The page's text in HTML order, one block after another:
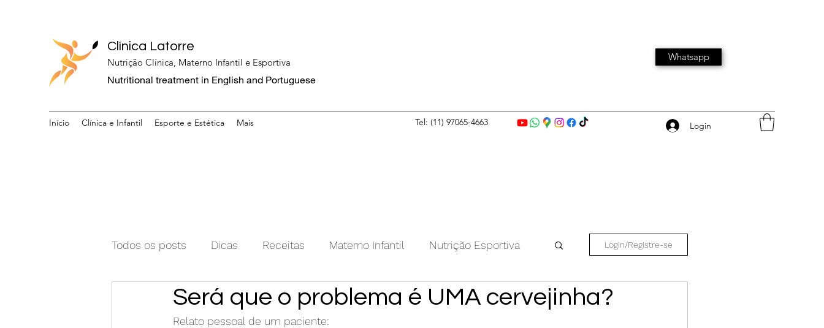
Clínica Latorre
Nutrição Clínica, Materno Infantil e Esportiva
Nutritional treatment in English and Portuguese
Whatsapp
Início Clínica e Infantil Esporte e Estética Mais Tel: (11) 97065-4663 Login
Todos os posts Dicas Receitas Materno Infantil Nutrição Esportiva Login/Registre-se
Será que o problema é UMA cervejinha?
Relato pessoal de um paciente: